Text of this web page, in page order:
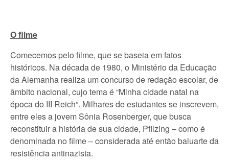
O filme
Comecemos pelo filme, que se baseia em fatos
históricos. Na década de 1980, o Ministério da Educação
da Alemanha realiza um concurso de redação escolar, de
âmbito nacional, cujo tema é “Minha cidade natal na
época do III Reich”. Milhares de estudantes se inscrevem,
entre eles a jovem Sônia Rosenberger, que busca
reconstituir a história de sua cidade, Pfilzing – como é
denominada no filme – considerada até então baluarte da
resistência antinazista.